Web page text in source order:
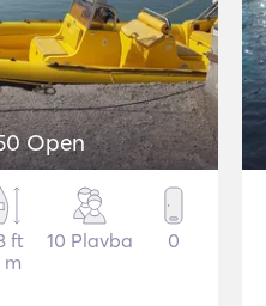
Open
ft
m
10 Plavba 0